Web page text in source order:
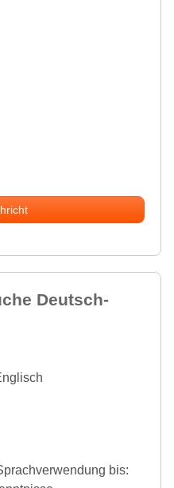
Deutsch-
bis: